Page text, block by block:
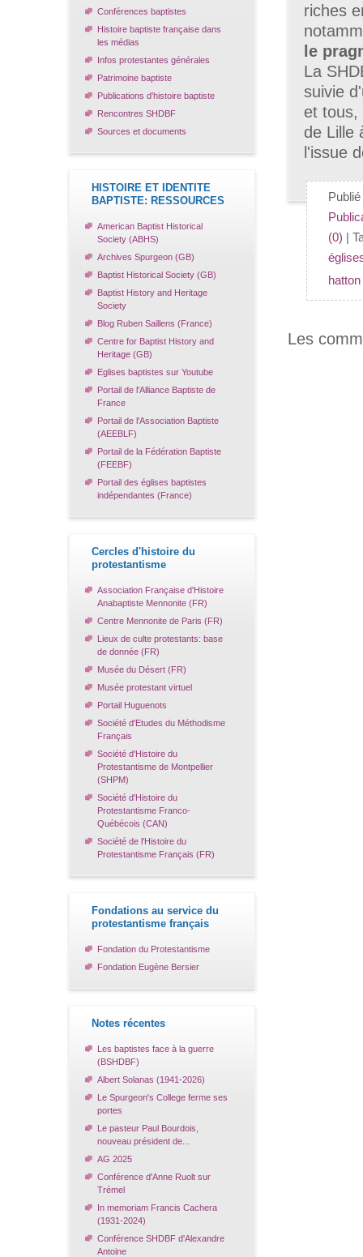
Conférences baptistes
Histoire baptiste française dans
les médias
Infos protestantes générales
Patrimoine baptiste
Publications d'histoire baptiste
Rencontres SHDBF
Sources et documents
HISTOIRE ET IDENTITE
BAPTISTE: RESSOURCES
American Baptist Historical
Society (ABHS)
Archives Spurgeon (GB)
Baptist Historical Society (GB)
Baptist History and Heritage
Society
Blog Ruben Saillens (France)
Centre for Baptist History and
Heritage (GB)
Eglises baptistes sur Youtube
Portail de l'Alliance Baptiste de
France
Portail de l'Association Baptiste
(AEEBLF)
Portail de la Fédération Baptiste
(FEEBF)
Portail des églises baptistes
indépendantes (France)
Cercles d'histoire du
protestantisme
Association Française d'Histoire
Anabaptiste Mennonite (FR)
Centre Mennonite de Paris (FR)
Lieux de culte protestants: base
de donnée (FR)
Musée du Désert (FR)
Musée protestant virtuel
Portail Huguenots
Société d'Etudes du Méthodisme
Français
Société d'Histoire du
Protestantisme de Montpellier
(SHPM)
Société d'Histoire du
Protestantisme Franco-
Québécois (CAN)
Société de l'Histoire du
Protestantisme Français (FR)
Fondations au service du
protestantisme français
Fondation du Protestantisme
Fondation Eugène Bersier
Notes récentes
Les baptistes face à la guerre
(BSHDBF)
Albert Solanas (1941-2026)
Le Spurgeon's College ferme ses
portes
Le pasteur Paul Bourdois,
nouveau président de...
AG 2025
Conférence d'Anne Ruolt sur
Trémel
In memoriam Francis Cachera
(1931-2024)
Conférence SHDBF d'Alexandre
Antoine
riches
le
La
suivie
et tous,
de Lille
l'issue
(0) |
hatton
Les